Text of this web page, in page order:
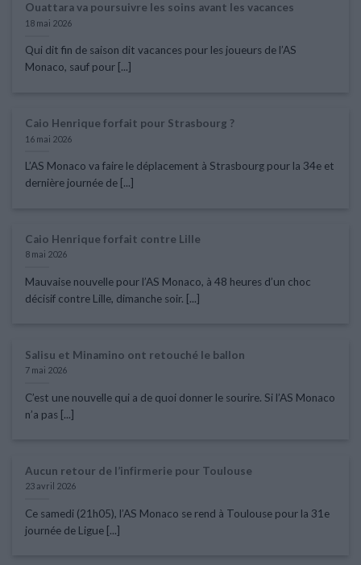
Ouattara va poursuivre les soins avant les vacances
18 mai 2026
Qui dit fin de saison dit vacances pour les joueurs de l’AS
Monaco, sauf pour [...]
Caio Henrique forfait pour Strasbourg ?
16 mai 2026
L’AS Monaco va faire le déplacement à Strasbourg pour la 34e et
dernière journée de [...]
Caio Henrique forfait contre Lille
8 mai 2026
Mauvaise nouvelle pour l’AS Monaco, à 48 heures d’un choc
décisif contre Lille, dimanche soir. [...]
Salisu et Minamino ont retouché le ballon
7 mai 2026
C’est une nouvelle qui a de quoi donner le sourire. Si l’AS Monaco
n’a pas [...]
Aucun retour de l’infirmerie pour Toulouse
23 avril 2026
Ce samedi (21h05), l’AS Monaco se rend à Toulouse pour la 31e
journée de Ligue [...]